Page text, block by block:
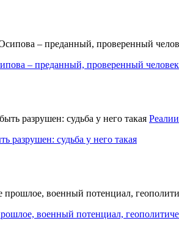
– преданный, проверенный
Реалии
разрушен: судьба у него такая
военный потенциал,